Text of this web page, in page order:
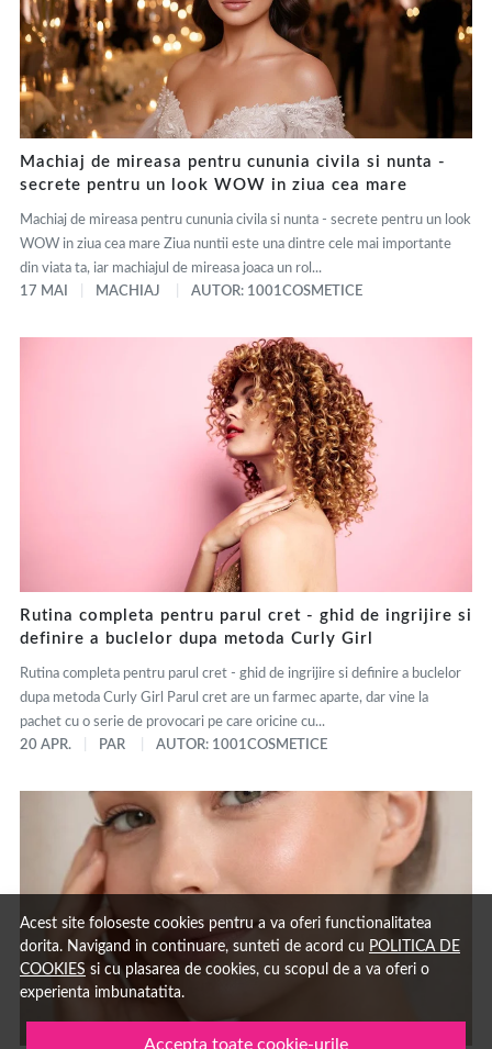
Acest site foloseste cookies pentru a va oferi functionalitatea
dorita. Navigand in continuare, sunteti de acord cu POLITICA DE
COOKIES si cu plasarea de cookies, cu scopul de a va oferi o
experienta imbunatatita.
Accepta toate cookie-urile
Machiaj de mireasa pentru cununia civila si nunta -
secrete pentru un look WOW in ziua cea mare
Machiaj de mireasa pentru cununia civila si nunta - secrete pentru un look
WOW in ziua cea mare Ziua nuntii este una dintre cele mai importante
din viata ta, iar machiajul de mireasa joaca un rol...
17 MAI
MACHIAJ AUTOR: 1001COSMETICE
Rutina completa pentru parul cret - ghid de ingrijire si
definire a buclelor dupa metoda Curly Girl
Rutina completa pentru parul cret - ghid de ingrijire si definire a buclelor
dupa metoda Curly Girl Parul cret are un farmec aparte, dar vine la
pachet cu o serie de provocari pe care oricine cu...
20 APR.
PAR AUTOR: 1001COSMETICE